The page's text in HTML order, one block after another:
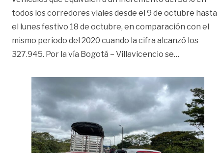
todos los corredores viales desde el 9 de octubre hasta
el lunes festivo 18 de octubre, en comparación con el
mismo periodo del 2020 cuando la cifra alcanzó los
327.945. Por la vía Bogotá – Villavicencio se…